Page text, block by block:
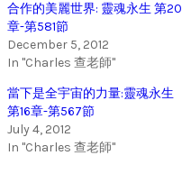
合作的美麗世界: 靈魂永生 第20
章-第581節
December 5, 2012
In "Charles 查老師"
當下是全宇宙的力量:靈魂永生
第16章-第567節
July 4, 2012
In "Charles 查老師"